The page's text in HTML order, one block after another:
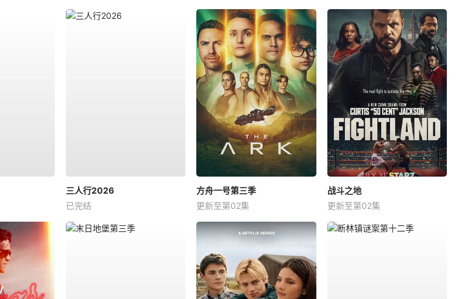
三人行2026
已完结
方舟一号第三季
更新至第02集
战斗之地
更新至第02集